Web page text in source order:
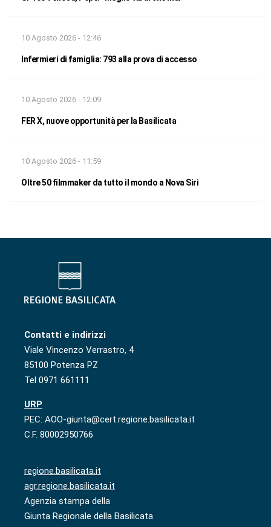
10 Agosto 2026 - 12:46
Infermieri di famiglia: 793 alla prova di accesso
10 Agosto 2026 - 12:09
FER X, nuove opportunità per la Basilicata
10 Agosto 2026 - 11:59
Oltre 50 filmmaker da tutto il mondo a Nova Siri
Contatti e indirizzi
Viale Vincenzo Verrastro, 4
85100 Potenza PZ
Tel 0971 661111
URP
PEC: AOO-giunta@cert.regione.basilicata.it
C.F. 80002950766
regione.basilicata.it
agr.regione.basilicata.it
Agenzia stampa della
Giunta Regionale della Basilicata